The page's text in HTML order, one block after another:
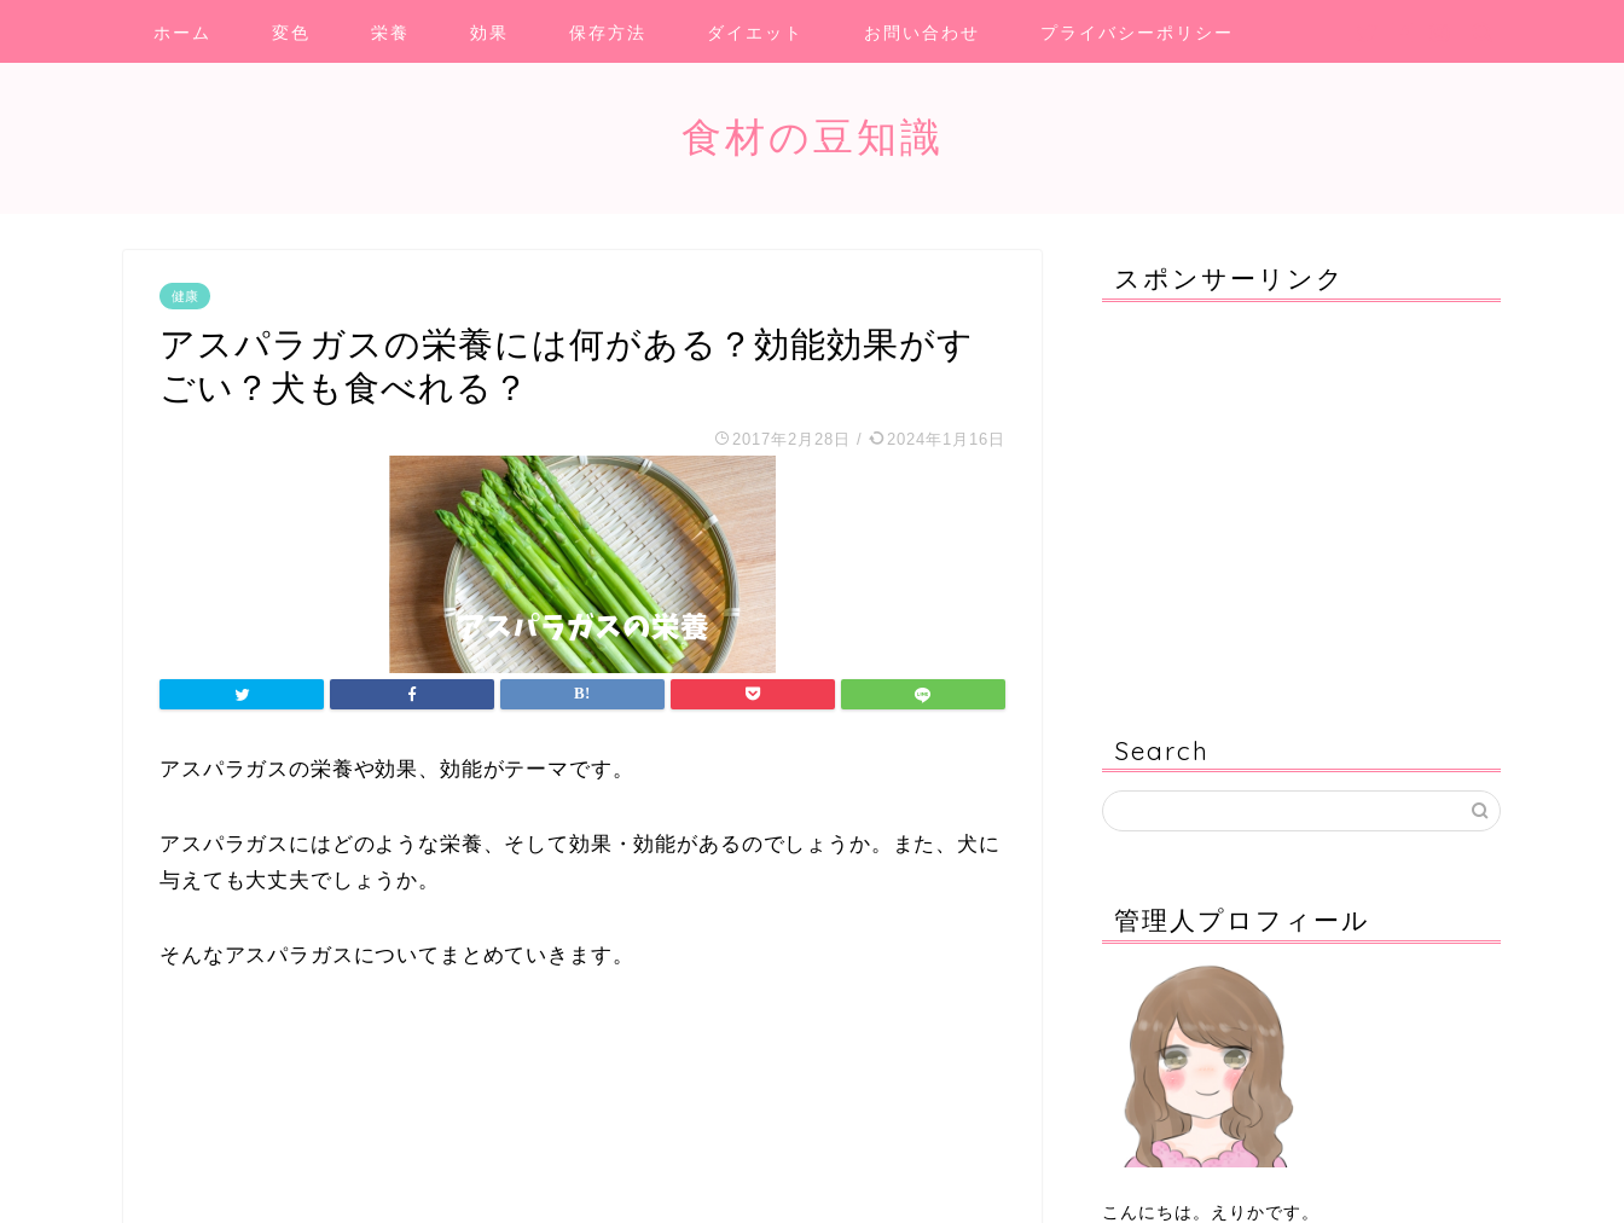
ホーム 変色 栄養 効果 保存方法 ダイエット お問い合わせ プライバシーポリシー
食材の豆知識
健康
アスパラガスの栄養には何がある？効能効果がす
ごい？犬も食べれる？
2017年2月28日 / 2024年1月16日
アスパラガスの栄養や効果、効能がテーマです。
アスパラガスにはどのような栄養、そして効果・効能があるのでしょうか。また、犬に
与えても大丈夫でしょうか。
そんなアスパラガスについてまとめていきます。
スポンサーリンク
Search
管理人プロフィール
こんにちは。えりかです。